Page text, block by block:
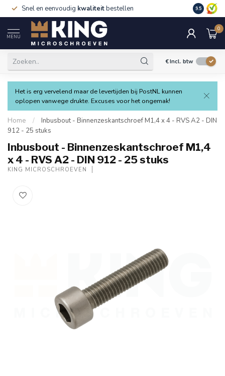
Snel en eenvoudig kwaliteitbestellen 9.5
MENU
0
€Incl. btw
Het is erg vervelend maar de levertijden bij PostNL kunnen
oplopen vanwege drukte. Excuses voor het ongemak!
Home /
Inbusbout - Binnenzeskantschroef M1,4 x 4 - RVS A2 - DIN
912 - 25 stuks
Inbusbout - Binnenzeskantschroef M1,4
x 4 - RVS A2 - DIN 912 - 25 stuks
KING MICROSCHROEVEN